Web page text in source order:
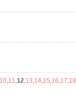
10, 11 12 13 14, 15 16 17 18